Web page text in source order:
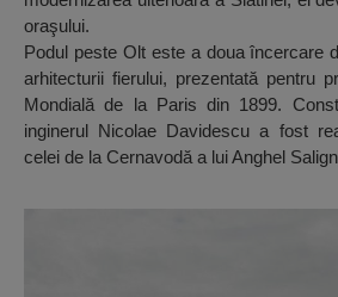
oraşului.
Podul peste Olt este a doua încercare
arhitecturii fierului, prezentată pentru
Mondială de la Paris din 1899.
inginerul Nicolae Davidescu a fost
celei de la Cernavodă a lui Anghel